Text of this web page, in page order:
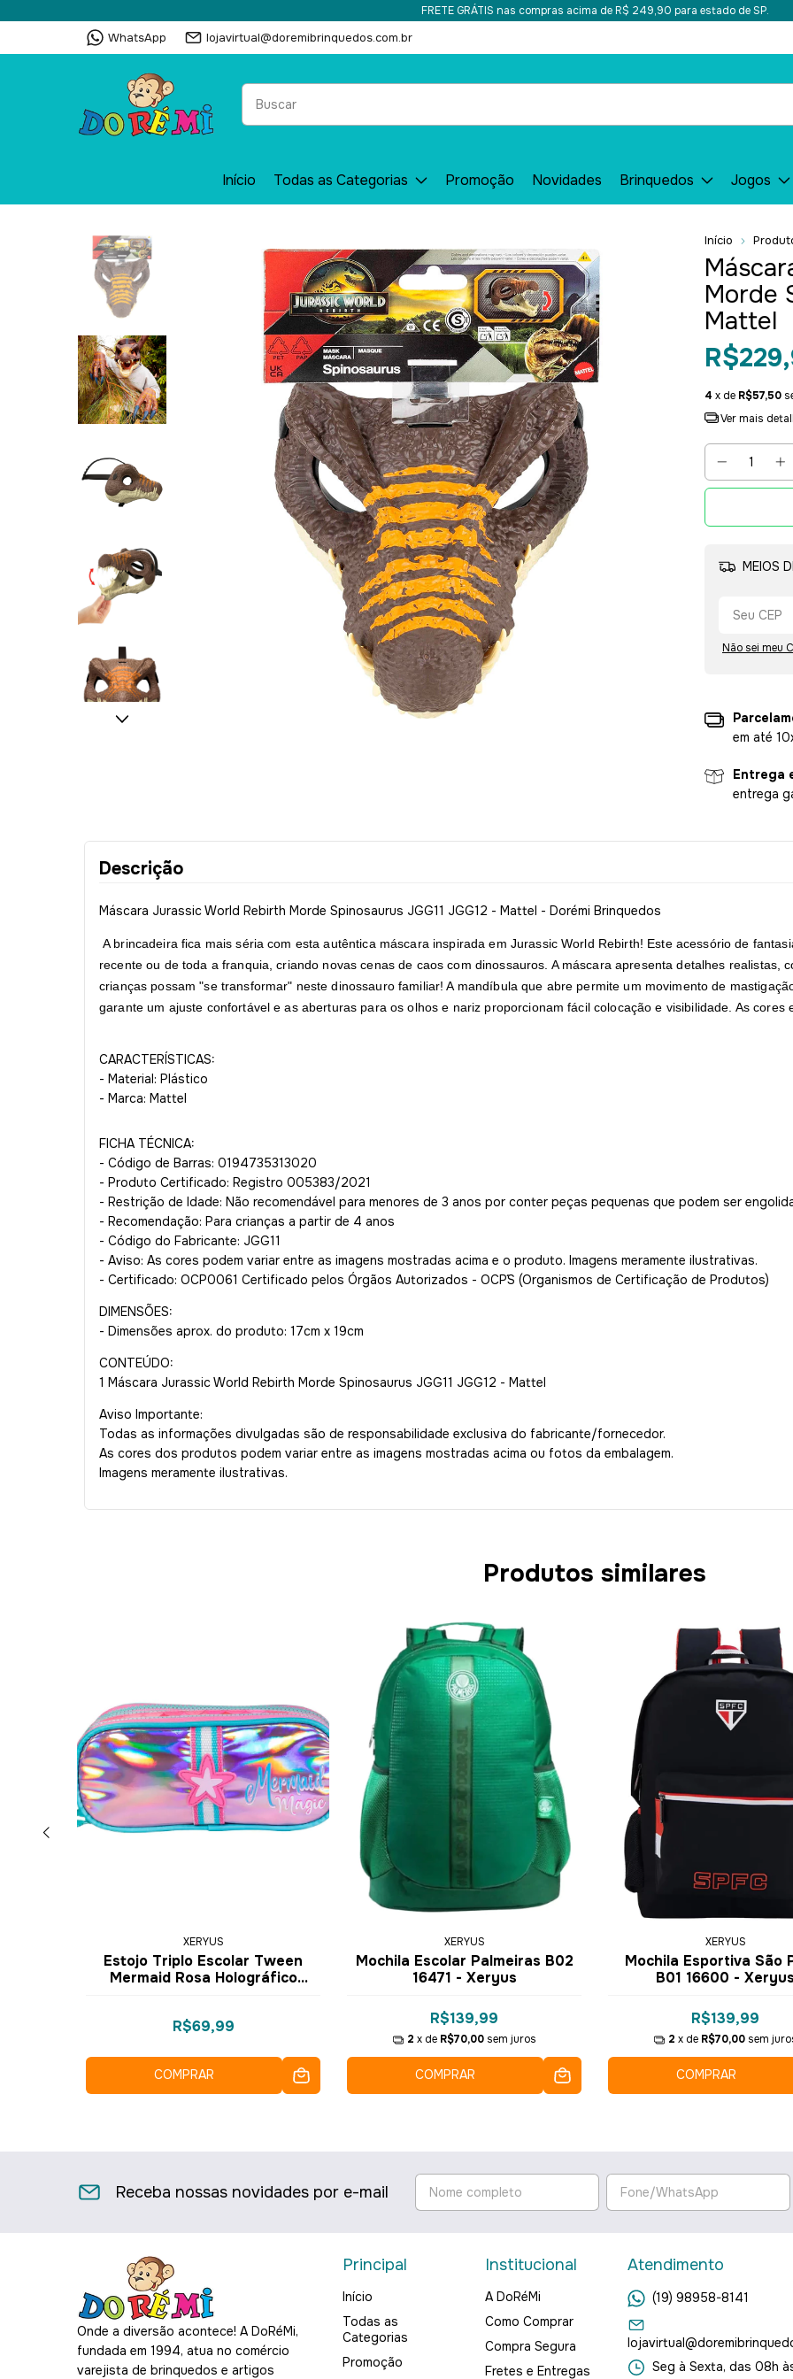
FRETE GRÁTIS nas compras acima de R$ 249,90 para estado de SP.
WhatsApp lojavirtual@doremibrinquedos.com.br
Início Todas as Categorias Promoção Novidades Brinquedos Jogos
Início
Morde
Mattel
4 x de R$57,50
Ver mais
MEIOS
Não sei meu
em até
Entrega
entrega
Descrição
Máscara Jurassic World Rebirth Morde Spinosaurus JGG11 JGG12 - Mattel - Dorémi Brinquedos
A brincadeira fica mais séria com esta autêntica máscara inspirada em Jurassic World Rebirth! Este acessório de
recente ou de toda a franquia, criando novas cenas de caos com dinossauros. A máscara apresenta detalhes realistas,
crianças possam "se transformar" neste dinossauro familiar! A mandíbula que abre permite um movimento de
garante um ajuste confortável e as aberturas para os olhos e nariz proporcionam fácil colocação e visibilidade. As cores
CARACTERÍSTICAS:
- Material: Plástico
- Marca: Mattel
FICHA TÉCNICA:
- Código de Barras: 0194735313020
- Produto Certificado: Registro 005383/2021
- Restrição de Idade: Não recomendável para menores de 3 anos por conter peças pequenas que podem ser
- Recomendação: Para crianças a partir de 4 anos
- Código do Fabricante: JGG11
- Aviso: As cores podem variar entre as imagens mostradas acima e o produto. Imagens meramente ilustrativas.
- Certificado: OCP0061 Certificado pelos Órgãos Autorizados - OCP´S (Organismos de Certificação de Produtos)
DIMENSÕES:
- Dimensões aprox. do produto: 17cm x 19cm
CONTEÚDO:
1 Máscara Jurassic World Rebirth Morde Spinosaurus JGG11 JGG12 - Mattel
Aviso Importante:
Todas as informações divulgadas são de responsabilidade exclusiva do fabricante/fornecedor.
As cores dos produtos podem variar entre as imagens mostradas acima ou fotos da embalagem.
Imagens meramente ilustrativas.
Produtos similares
XERYUS
Estojo Triplo Escolar Tween
Mermaid Rosa Holográfico
R$69,99
COMPRAR
XERYUS
Mochila Escolar Palmeiras B02
16471 - Xeryus
R$139,99
2 x de R$70,00 sem juros
COMPRAR
XERYUS
Mochila Esportiva São
B01 16600 -
R$139,99
2 x de R$70,00 sem
COMPRAR
Receba nossas novidades por e-mail
Onde a diversão acontece! A DoRéMi,
fundada em 1994, atua no comércio
varejista de brinquedos e artigos
Principal
Início
Todas as
Categorias
Promoção
Institucional
A DoRéMi
Como Comprar
Compra Segura
Fretes e Entregas
Atendimento
(19) 98958-8141
Seg à Sexta, das 08h